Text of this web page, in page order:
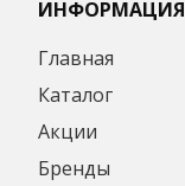
ИНФОРМАЦИЯ
Главная
Каталог
Акции
Бренды